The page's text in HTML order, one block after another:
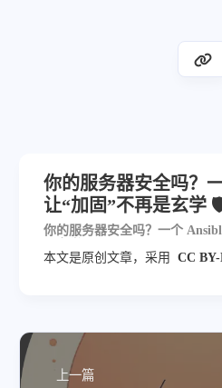
你的服务器安全吗？
让“加固”不再是玄学
你的服务器安全吗？一个
本文是原创文章，采用
CC
上一篇